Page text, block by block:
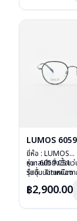
น้ำหนัก : 16 กรัม
อุปกรณ์ : กล่องแ
LUMOS
ยี่ห้อ : LUMOS
รุ่น : 6059 C51
วัสดุ : Titanium
บานพับ : ไม่มีสปริง
อุปกรณ์ : กล่องแ
หากสนใจสั่งชื้อแ
รุ่นอื่นนอกเหนือจา
฿2,900.00